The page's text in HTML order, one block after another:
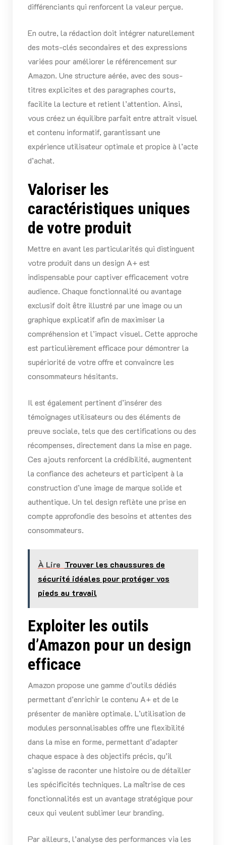
différenciants qui renforcent la valeur perçue.
En outre, la rédaction doit intégrer naturellement
des mots-clés secondaires et des expressions
variées pour améliorer le référencement sur
Amazon. Une structure aérée, avec des sous-
titres explicites et des paragraphes courts,
facilite la lecture et retient l’attention. Ainsi,
vous créez un équilibre parfait entre attrait visuel
et contenu informatif, garantissant une
expérience utilisateur optimale et propice à l’acte
d’achat.
Valoriser les
caractéristiques uniques
de votre produit
Mettre en avant les particularités qui distinguent
votre produit dans un design A+ est
indispensable pour captiver efficacement votre
audience. Chaque fonctionnalité ou avantage
exclusif doit être illustré par une image ou un
graphique explicatif afin de maximiser la
compréhension et l’impact visuel. Cette approche
est particulièrement efficace pour démontrer la
supériorité de votre offre et convaincre les
consommateurs hésitants.
Il est également pertinent d’insérer des
témoignages utilisateurs ou des éléments de
preuve sociale, tels que des certifications ou des
récompenses, directement dans la mise en page.
Ces ajouts renforcent la crédibilité, augmentent
la confiance des acheteurs et participent à la
construction d’une image de marque solide et
authentique. Un tel design reflète une prise en
compte approfondie des besoins et attentes des
consommateurs.
À Lire Trouver les chaussures de
sécurité idéales pour protéger vos
pieds au travail
Exploiter les outils
d’Amazon pour un design
efficace
Amazon propose une gamme d’outils dédiés
permettant d’enrichir le contenu A+ et de le
présenter de manière optimale. L’utilisation de
modules personnalisables offre une flexibilité
dans la mise en forme, permettant d’adapter
chaque espace à des objectifs précis, qu’il
s’agisse de raconter une histoire ou de détailler
les spécificités techniques. La maîtrise de ces
fonctionnalités est un avantage stratégique pour
ceux qui veulent sublimer leur branding.
Par ailleurs, l’analyse des performances via les